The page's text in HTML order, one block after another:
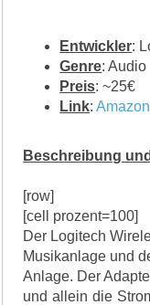
Entwickler:
Genre: Audio
Preis: ~25€
Link:Amazon
Beschreibung
[row]
[cell prozent=100]
Der Logitech
Musikanlage und
Anlage. Der
und allein die